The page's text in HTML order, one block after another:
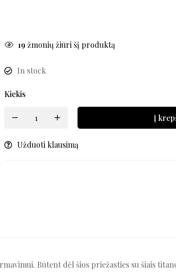
19žmonių žiūri šį produktą
In stock
Kiekis
Į
Užduoti klausimą
Būtent dėl šios priežasties su šiais